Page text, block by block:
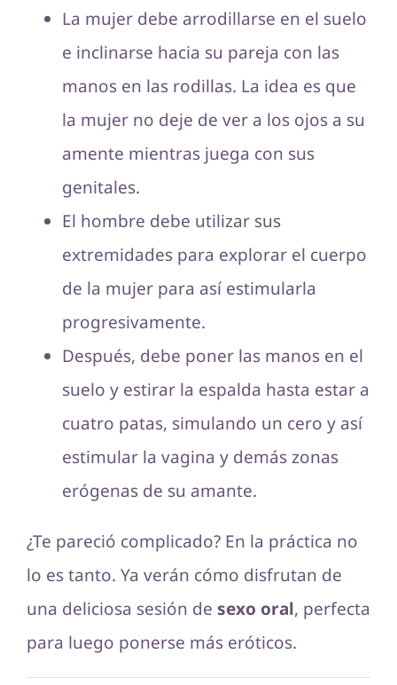
La mujer debe arrodillarse en el suelo
e inclinarse hacia su pareja con las
manos en las rodillas. La idea es que
la mujer no deje de ver a los ojos a su
amente mientras juega con sus
genitales.
El hombre debe utilizar sus
extremidades para explorar el cuerpo
de la mujer para así estimularla
progresivamente.
Después, debe poner las manos en el
suelo y estirar la espalda hasta estar a
cuatro patas, simulando un cero y así
estimular la vagina y demás zonas
erógenas de su amante.
¿Te pareció complicado? En la práctica no
lo es tanto. Ya verán cómo disfrutan de
una deliciosa sesión de sexo oral, perfecta
para luego ponerse más eróticos.